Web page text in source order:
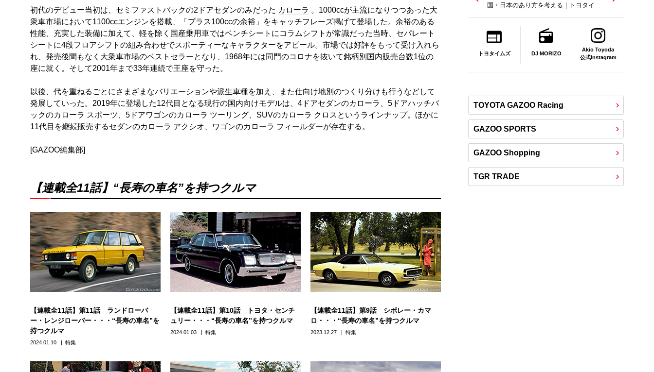
初代のデビュー当初は、セミファストバックの2ドアセダンのみだった カローラ 。1000ccが主流になりつつあった大
衆車市場において1100ccエンジンを搭載、「プラス100ccの余裕」をキャッチフレーズ掲げて登場した。余裕のある
性能、充実した装備に加えて、軽を除く国産乗用車ではベンチシートにコラムシフトが常識だった当時、セパレート
シートに4段フロアシフトの組み合わせでスポーティーなキャラクターをアピール。市場では好評をもって受け入れら
れ、発売後間もなく大衆車市場のベストセラーとなり、1968年には同門のコロナを抜いて銘柄別国内販売台数1位の
座に就く。そして2001年まで33年連続で王座を守った。
以後、代を重ねるごとにさまざまなバリエーションや派生車種を加え、また仕向け地別のつくり分けも行うなどして
発展していった。2019年に登場した12代目となる現行の国内向けモデルは、4ドアセダンのカローラ、5ドアハッチバ
ックのカローラ スポーツ、5ドアワゴンのカローラ ツーリング、SUVのカローラ クロスというラインナップ。ほかに
11代目を継続販売するセダンのカローラ アクシオ、ワゴンのカローラ フィールダーが存在する。
[GAZOO編集部]
【連載全11話】“長寿の車名”を持つクルマ
【連載全11話】第11話 ランドローバ
ー・レンジローバー・・・“長寿の車名”を
持つクルマ
2024.01.10 特集
【連載全11話】第10話 トヨタ・センチ
ュリー・・・“長寿の車名”を持つクルマ
2024.01.03 特集
【連載全11話】第9話 シボレー・カマ
ロ・・・“長寿の車名”を持つクルマ
2023.12.27 特集
国・日本のあり方を考える｜トヨタイム
トヨタイムズ DJ MORIZO
Akio Toyoda
公式Instagram
TOYOTA GAZOO Racing
GAZOO SPORTS
GAZOO Shopping
TGR TRADE